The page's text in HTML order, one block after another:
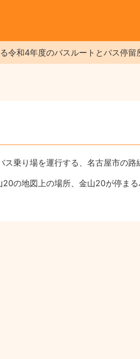
和4年度のバスルートとバス停留
乗り場を運行する、名古屋市の路
の地図上の場所、金山20が停ま